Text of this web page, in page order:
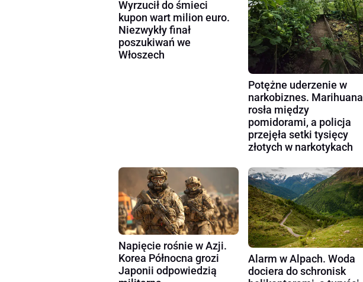
Wyrzucił do śmieci
kupon wart milion euro.
Niezwykły finał
poszukiwań we
Włoszech
Potężne uderzenie w
narkobiznes. Marihuana
rosła między
pomidorami, a policja
przejęła setki tysięcy
złotych w narkotykach
Napięcie rośnie w Azji.
Korea Północna grozi
Japonii odpowiedzią
Alarm w Alpach. Woda
dociera do schronisk